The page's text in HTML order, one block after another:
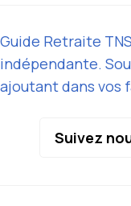
Guide Retraite
indépendante.
ajoutant dans vos
Suivez